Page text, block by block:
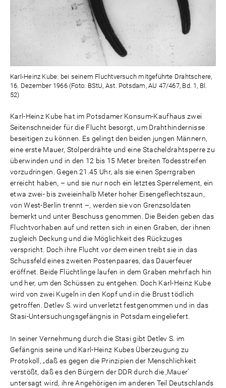
Karl-Heinz Kube: bei seinem Fluchtversuch mitgeführte Drahtschere,
16. Dezember 1966 (Foto: BStU, Ast. Potsdam, AU 47/467, Bd. 1, Bl.
52)
Karl-Heinz Kube hat im Potsdamer Konsum-Kaufhaus zwei
Seitenschneider für die Flucht besorgt, um Drahthindernisse
beseitigen zu können. Es gelingt den beiden jungen Männern,
eine erste Mauer, Stolperdrähte und eine Stacheldrahtsperre zu
überwinden und in den 12 bis 15 Meter breiten Todesstreifen
vorzudringen. Gegen 21.45 Uhr, als sie einen Sperrgraben
erreicht haben, – und sie nur noch ein letztes Sperrelement, ein
etwa zwei- bis zweieinhalb Meter hoher Eisengeflechtszaun,
von West-Berlin trennt –, werden sie von Grenzsoldaten
bemerkt und unter Beschuss genommen. Die Beiden geben das
Fluchtvorhaben auf und retten sich in einen Graben, der ihnen
zugleich Deckung und die Möglichkeit des Rückzuges
verspricht. Doch ihre Flucht vor dem einen treibt sie in das
Schussfeld eines zweiten Postenpaares, das Dauerfeuer
eröffnet. Beide Flüchtlinge laufen in dem Graben mehrfach hin
und her, um den Schüssen zu entgehen. Doch Karl-Heinz Kube
wird von zwei Kugeln in den Kopf und in die Brust tödlich
getroffen. Detlev S. wird unverletzt festgenommen und in das
Stasi-Untersuchungsgefängnis in Potsdam eingeliefert.
In seiner Vernehmung durch die Stasi gibt Detlev S. im
Gefängnis seine und Karl-Heinz Kubes Überzeugung zu
Protokoll, „daß es gegen die Prinzipien der Menschlichkeit
verstößt, daß es den Bürgern der DDR durch die ‚Mauer’
untersagt wird, ihre Angehörigen im anderen Teil Deutschlands